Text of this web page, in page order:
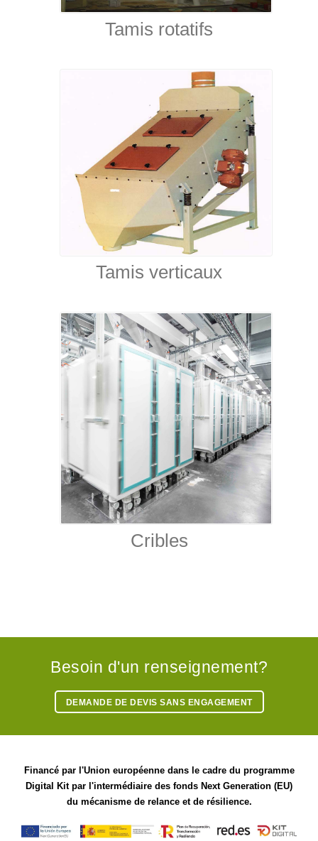
Tamis rotatifs
Tamis verticaux
Cribles
Besoin d'un renseignement?
DEMANDE DE DEVIS SANS ENGAGEMENT
Financé par l'Union européenne dans le cadre du programme
Digital Kit par l'intermédiaire des fonds Next Generation (EU)
du mécanisme de relance et de résilience.